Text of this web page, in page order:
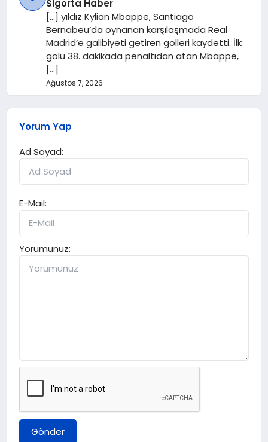
Sigorta Haber
[…] yıldız Kylian Mbappe, Santiago
Bernabeu’da oynanan karşılaşmada Real
Madrid‘e galibiyeti getiren golleri kaydetti. İlk
golü 38. dakikada penaltıdan atan Mbappe,
[…]
Ağustos 7, 2026
Yorum Yap
Ad Soyad:
E-Mail:
Yorumunuz:
Gönder